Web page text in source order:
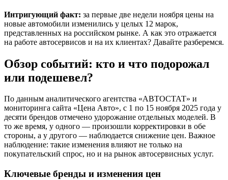
Интригующий факт: за первые две недели ноября цены на
новые автомобили изменились у целых 12 марок,
представленных на российском рынке. А как это отражается
на работе автосервисов и на их клиентах? Давайте разберемся.
Обзор событий: кто и что подорожал
или подешевел?
По данным аналитического агентства «АВТОСТАТ» и
мониторинга сайта «Цена Авто», с 1 по 15 ноября 2025 года у
десяти брендов отмечено удорожание отдельных моделей. В
то же время, у одного — произошли корректировки в обе
стороны, а у другого — наблюдается снижение цен. Важное
наблюдение: такие изменения влияют не только на
покупательский спрос, но и на рынок автосервисных услуг.
Ключевые бренды и изменения цен